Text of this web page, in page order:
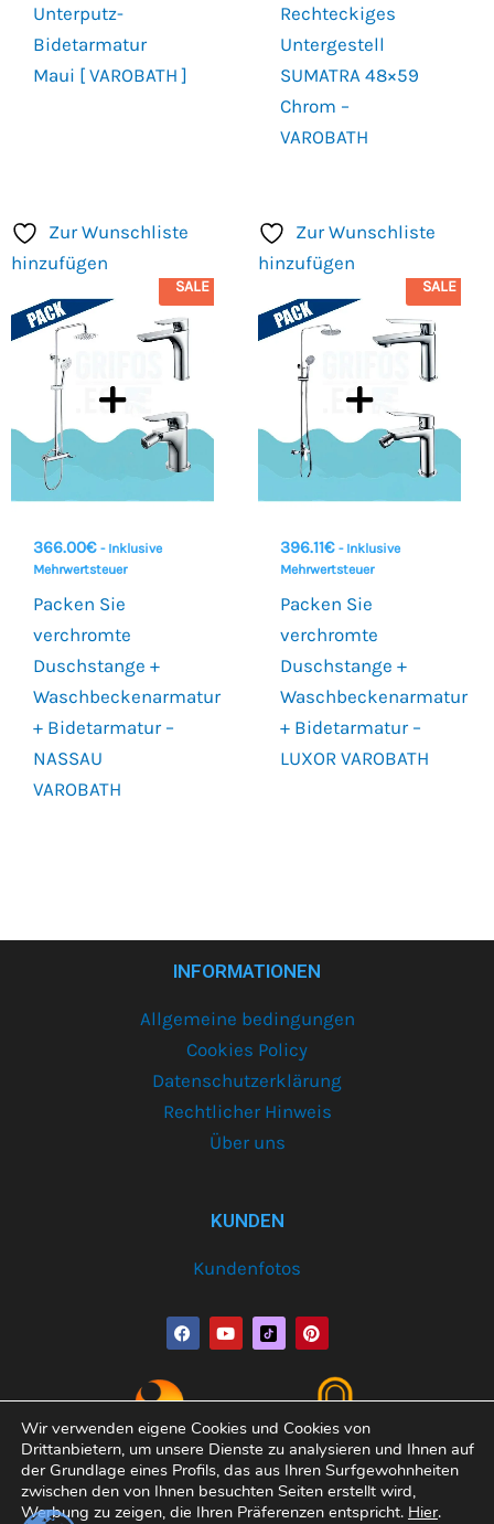
Unterputz-
Bidetarmatur
Maui [ VAROBATH ]
Rechteckiges
Untergestell
SUMATRA 48×59
Chrom –
VAROBATH
Zur Wunschliste
hinzufügen
SALE
366.00€ - Inklusive
Mehrwertsteuer
Packen Sie
verchromte
Duschstange +
Waschbeckenarmatur
+ Bidetarmatur –
NASSAU
VAROBATH
Zur Wunschliste
hinzufügen
SALE
396.11€ - Inklusive
Mehrwertsteuer
Packen Sie
verchromte
Duschstange +
Waschbeckenarmatur
+ Bidetarmatur –
LUXOR VAROBATH
INFORMATIONEN
Allgemeine bedingungen
Cookies Policy
Datenschutzerklärung
Rechtlicher Hinweis
Über uns
KUNDEN
Kundenfotos
F
a
c
b
o
o
k
Y
o
u
b
e
P
i
n
e
r
e
s
t
Wir verwenden eigene Cookies und Cookies von
Drittanbietern, um unsere Dienste zu analysieren und Ihnen auf
der Grundlage eines Profils, das aus Ihren Surfgewohnheiten
zwischen den von Ihnen besuchten Seiten erstellt wird,
Werbung zu zeigen, die Ihren Präferenzen entspricht. Hier.